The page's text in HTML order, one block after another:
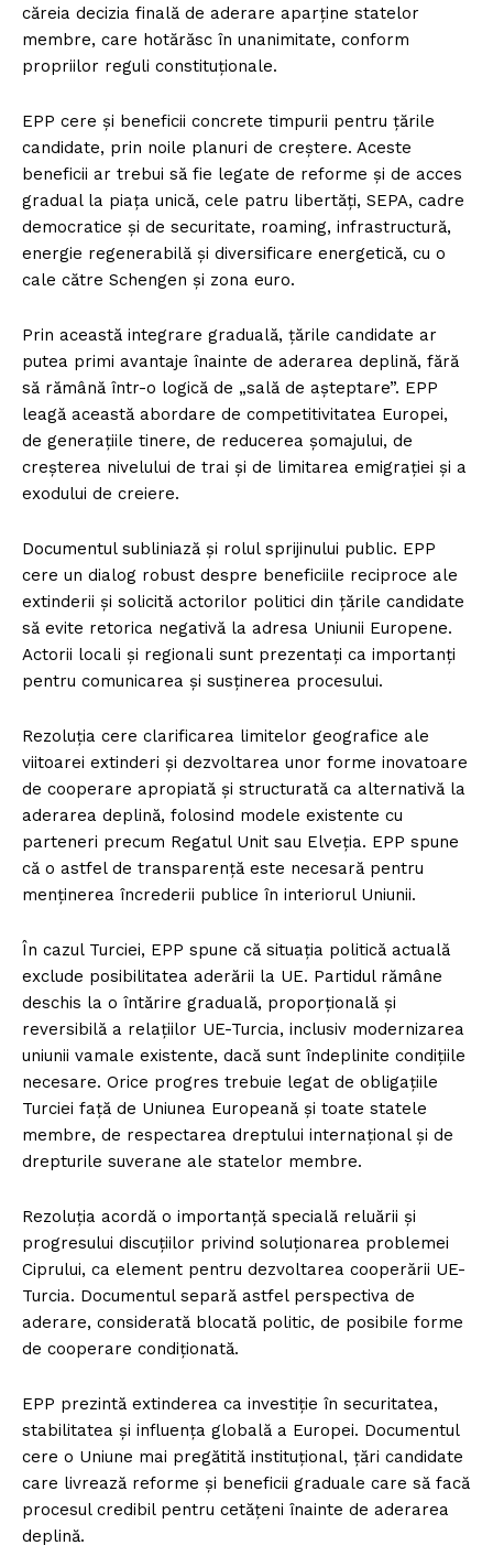
căreia decizia finală de aderare aparține statelor
membre, care hotărăsc în unanimitate, conform
propriilor reguli constituționale.
EPP cere și beneficii concrete timpurii pentru țările
candidate, prin noile planuri de creștere. Aceste
beneficii ar trebui să fie legate de reforme și de acces
gradual la piața unică, cele patru libertăți, SEPA, cadre
democratice și de securitate, roaming, infrastructură,
energie regenerabilă și diversificare energetică, cu o
cale către Schengen și zona euro.
Prin această integrare graduală, țările candidate ar
putea primi avantaje înainte de aderarea deplină, fără
să rămână într-o logică de „sală de așteptare”. EPP
leagă această abordare de competitivitatea Europei,
de generațiile tinere, de reducerea șomajului, de
creșterea nivelului de trai și de limitarea emigrației și a
exodului de creiere.
Documentul subliniază și rolul sprijinului public. EPP
cere un dialog robust despre beneficiile reciproce ale
extinderii și solicită actorilor politici din țările candidate
să evite retorica negativă la adresa Uniunii Europene.
Actorii locali și regionali sunt prezentați ca importanți
pentru comunicarea și susținerea procesului.
Rezoluția cere clarificarea limitelor geografice ale
viitoarei extinderi și dezvoltarea unor forme inovatoare
de cooperare apropiată și structurată ca alternativă la
aderarea deplină, folosind modele existente cu
parteneri precum Regatul Unit sau Elveția. EPP spune
că o astfel de transparență este necesară pentru
menținerea încrederii publice în interiorul Uniunii.
În cazul Turciei, EPP spune că situația politică actuală
exclude posibilitatea aderării la UE. Partidul rămâne
deschis la o întărire graduală, proporțională și
reversibilă a relațiilor UE-Turcia, inclusiv modernizarea
uniunii vamale existente, dacă sunt îndeplinite condițiile
necesare. Orice progres trebuie legat de obligațiile
Turciei față de Uniunea Europeană și toate statele
membre, de respectarea dreptului internațional și de
drepturile suverane ale statelor membre.
Rezoluția acordă o importanță specială reluării și
progresului discuțiilor privind soluționarea problemei
Ciprului, ca element pentru dezvoltarea cooperării UE-
Turcia. Documentul separă astfel perspectiva de
aderare, considerată blocată politic, de posibile forme
de cooperare condiționată.
EPP prezintă extinderea ca investiție în securitatea,
stabilitatea și influența globală a Europei. Documentul
cere o Uniune mai pregătită instituțional, țări candidate
care livrează reforme și beneficii graduale care să facă
procesul credibil pentru cetățeni înainte de aderarea
deplină.